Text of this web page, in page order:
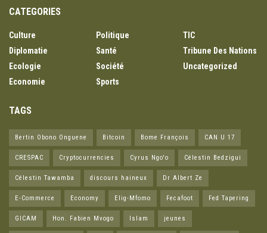
CATEGORIES
Culture
Diplomatie
Ecologie
Economie
Politique
Santé
Société
Sports
TIC
Tribune Des Nations
Uncategorized
TAGS
Bertin Obono Onguene Bitcoin Bome François CAN U 17
CRESPAC Cryptocurrencies Cyrus Ngo'o Célestin Bedzigui
Célestin Tawamba discours haineux Dr Albert Ze
E-Commerce Economy Elig-Mfomo Fecafoot Fed Tapering
GICAM Hon. Fabien Mvogo Islam jeunes